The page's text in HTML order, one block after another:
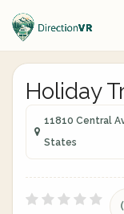
Holiday
11810 Central
States